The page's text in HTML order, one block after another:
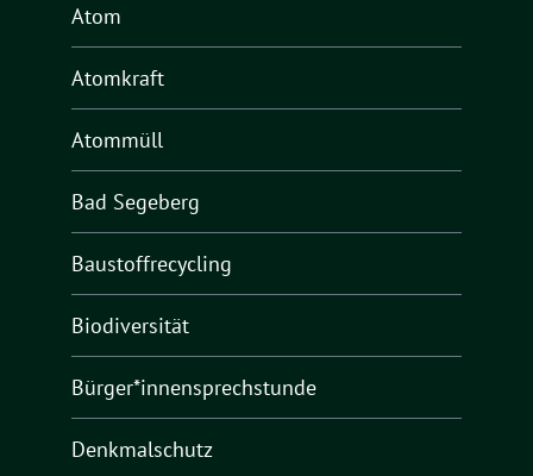
Atom
Atomkraft
Atommüll
Bad Segeberg
Baustoffrecycling
Biodiversität
Bürger*innensprechstunde
Denkmalschutz